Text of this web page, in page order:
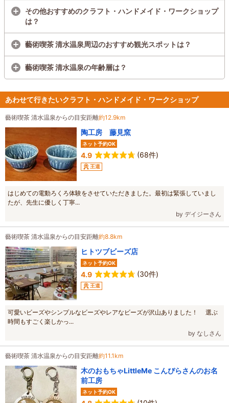
その他おすすめのクラフト・ハンドメイド・ワークショップ
は？
藝術喫茶 清水温泉周辺のおすすめ観光スポットは？
藝術喫茶 清水温泉の年齢層は？
あわせて行きたいクラフト・ハンドメイド・ワークショップ
藝術喫茶 清水温泉からの目安距離約12.9km
陶工房 藤見窯
ネット予約OK
4.9 (68件)
王道
はじめての電動ろくろ体験をさせていただきました。最初は緊張していまし
たが、先生に優しく丁寧...
by デイジーさん
藝術喫茶 清水温泉からの目安距離約8.8km
ヒトツブビーズ店
ネット予約OK
4.9 (30件)
王道
可愛いビーズやシンプルなビーズやレアなビーズが沢山ありました！ 選ぶ
時間もすごく楽しかっ...
by なしさん
藝術喫茶 清水温泉からの目安距離約11.1km
木のおもちゃLittleMe こんぴらさんのお名
前工房
ネット予約OK